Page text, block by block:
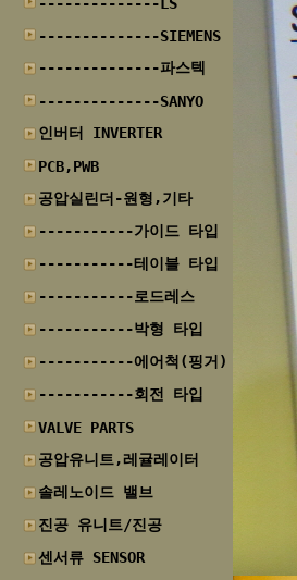
--------------SIEMENS
--------------파스텍
--------------SANYO
인버터 INVERTER
PCB,PWB
공압실린더-원형,기타
-----------가이드 타입
-----------테이블 타입
-----------로드레스
-----------박형 타입
-----------에어척(핑거)
-----------회전 타입
VALVE PARTS
공압유니트,레귤레이터
솔레노이드 밸브
진공 유니트/진공
센서류 SENSOR